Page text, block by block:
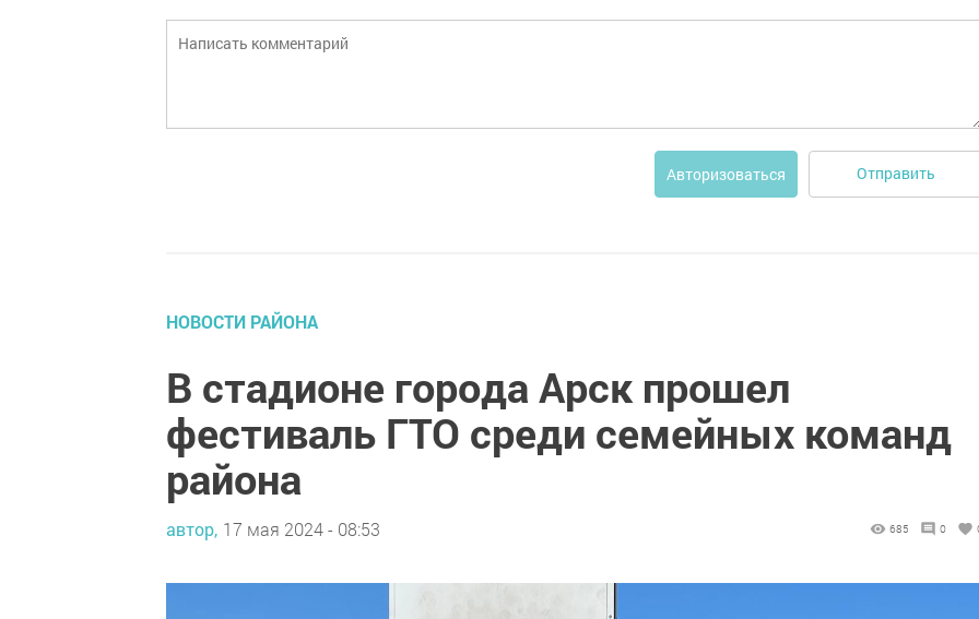
Авторизоваться Отправить
НОВОСТИ РАЙОНА
В стадионе города Арск прошел
фестиваль ГТО среди семейных команд
района
автор, 17 мая 2024 - 08:53 685 0